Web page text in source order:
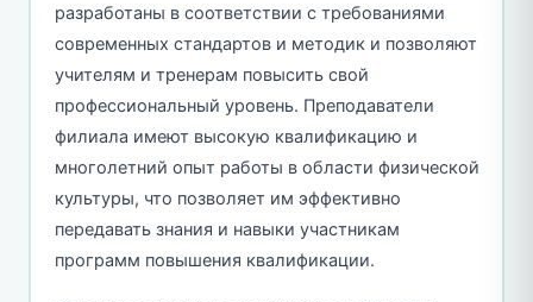
разработаны в соответствии с требованиями
современных стандартов и методик и позволяют
учителям и тренерам повысить свой
профессиональный уровень. Преподаватели
филиала имеют высокую квалификацию и
многолетний опыт работы в области физической
культуры, что позволяет им эффективно
передавать знания и навыки участникам
программ повышения квалификации.